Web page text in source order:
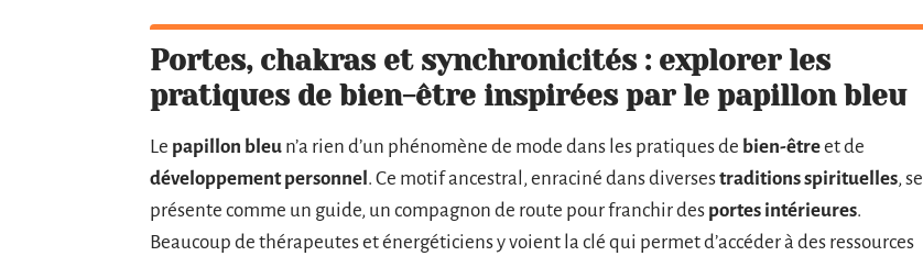
Portes, chakras et synchronicités : explorer les
pratiques de bien-être inspirées par le papillon bleu
Le papillon bleu n’a rien d’un phénomène de mode dans les pratiques de bien-êtreet de
développement personnel. Ce motif ancestral, enraciné dans diversestraditions spirituelles, se
présente comme un guide, un compagnon de route pour franchir des portes intérieures.
Beaucoup de thérapeutes et énergéticiens y voient la clé qui permet d’accéder à des ressources